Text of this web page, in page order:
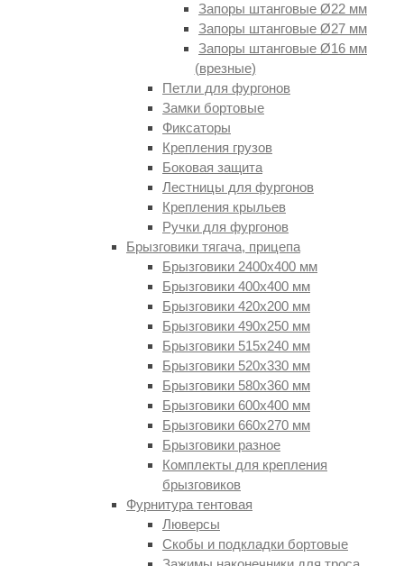
Запоры штанговые Ø22 мм
Запоры штанговые Ø27 мм
Запоры штанговые Ø16 мм
(врезные)
Петли для фургонов
Замки бортовые
Фиксаторы
Крепления грузов
Боковая защита
Лестницы для фургонов
Крепления крыльев
Ручки для фургонов
Брызговики тягача, прицепа
Брызговики 2400х400 мм
Брызговики 400х400 мм
Брызговики 420х200 мм
Брызговики 490х250 мм
Брызговики 515х240 мм
Брызговики 520х330 мм
Брызговики 580х360 мм
Брызговики 600х400 мм
Брызговики 660х270 мм
Брызговики разное
Комплекты для крепления
брызговиков
Фурнитура тентовая
Люверсы
Скобы и подкладки бортовые